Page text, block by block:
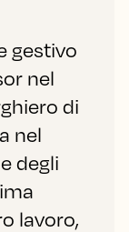
gestivo
nel
di
nel
degli
lavoro,